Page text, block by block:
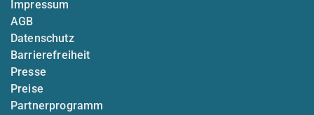
Impressum
AGB
Datenschutz
Barrierefreiheit
Presse
Preise
Partnerprogramm